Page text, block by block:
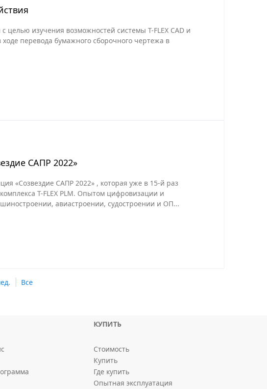
целью изучения возможностей системы T-FLEX CAD и
перевода бумажного сборочного чертежа в
САПР 2022»
«Созвездие САПР 2022» , которая уже в 15-й раз
T-FLEX PLM. Опытом цифровизации и
авиастроении, судостроении и ОП...
Все
КУПИТЬ
Стоимость
Купить
Где купить
Опытная эксплуатация